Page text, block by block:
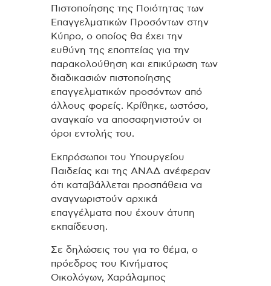
Πιστοποίησης της Ποιότητας των
Επαγγελματικών Προσόντων στην
Κύπρο, ο οποίος θα έχει την
ευθύνη της εποπτείας για την
παρακολούθηση και επικύρωση των
διαδικασιών πιστοποίησης
επαγγελματικών προσόντων από
άλλους φορείς. Κρίθηκε, ωστόσο,
αναγκαίο να αποσαφηνιστούν οι
όροι εντολής του.
Εκπρόσωποι του Υπουργείου
Παιδείας και της ΑΝΑΔ ανέφεραν
ότι καταβάλλεται προσπάθεια να
αναγνωριστούν αρχικά
επαγγέλματα που έχουν άτυπη
εκπαίδευση.
Σε δηλώσεις του για το θέμα, ο
πρόεδρος του Κινήματος
Οικολόγων, Χαράλαμπος